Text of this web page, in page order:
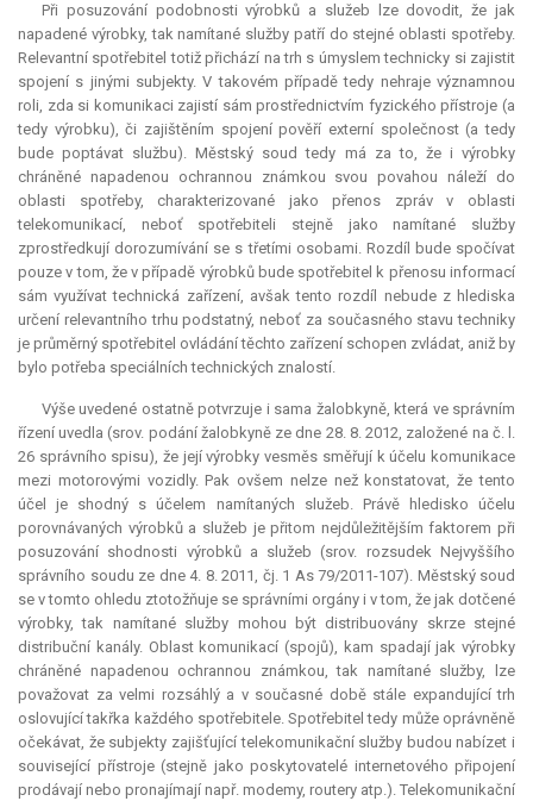
Při posuzování podobnosti výrobků a služeb lze dovodit, že jak
napadené výrobky, tak namítané služby patří do stejné oblasti spotřeby.
Relevantní spotřebitel totiž přichází na trh s úmyslem technicky si zajistit
spojení s jinými subjekty. V takovém případě tedy nehraje významnou
roli, zda si komunikaci zajistí sám prostřednictvím fyzického přístroje (a
tedy výrobku), či zajištěním spojení pověří externí společnost (a tedy
bude poptávat službu). Městský soud tedy má za to, že i výrobky
chráněné napadenou ochrannou známkou svou povahou náleží do
oblasti spotřeby, charakterizované jako přenos zpráv v oblasti
telekomunikací, neboť spotřebiteli stejně jako namítané služby
zprostředkují dorozumívání se s třetími osobami. Rozdíl bude spočívat
pouze v tom, že v případě výrobků bude spotřebitel k přenosu informací
sám využívat technická zařízení, avšak tento rozdíl nebude z hlediska
určení relevantního trhu podstatný, neboť za současného stavu techniky
je průměrný spotřebitel ovládání těchto zařízení schopen zvládat, aniž by
bylo potřeba speciálních technických znalostí.
Výše uvedené ostatně potvrzuje i sama žalobkyně, která ve správním
řízení uvedla (srov. podání žalobkyně ze dne 28. 8. 2012, založené na č. l.
26 správního spisu), že její výrobky vesměs směřují k účelu komunikace
mezi motorovými vozidly. Pak ovšem nelze než konstatovat, že tento
účel je shodný s účelem namítaných služeb. Právě hledisko účelu
porovnávaných výrobků a služeb je přitom nejdůležitějším faktorem při
posuzování shodnosti výrobků a služeb (srov. rozsudek Nejvyššího
správního soudu ze dne 4. 8. 2011, čj. 1 As 79/2011-107). Městský soud
se v tomto ohledu ztotožňuje se správními orgány i v tom, že jak dotčené
výrobky, tak namítané služby mohou být distribuovány skrze stejné
distribuční kanály. Oblast komunikací (spojů), kam spadají jak výrobky
chráněné napadenou ochrannou známkou, tak namítané služby, lze
považovat za velmi rozsáhlý a v současné době stále expandující trh
oslovující takřka každého spotřebitele. Spotřebitel tedy může oprávněně
očekávat, že subjekty zajišťující telekomunikační služby budou nabízet i
související přístroje (stejně jako poskytovatelé internetového připojení
prodávají nebo pronajímají např. modemy, routery atp.). Telekomunikační